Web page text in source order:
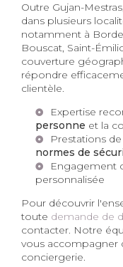
Outre Gujan-
dans plusieurs
notamment à
Bouscat, Saint-
couverture
répondre
clientèle.
Expertise
personne et la
Prestations
normes de
Engagement
personnalisée
Pour découvrir
toute demande de
contacter. Notre
vous accompagner
conciergerie.